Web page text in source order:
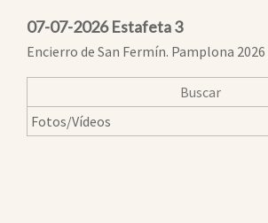
07-07-2026 Estafeta 3
Encierro de San Fermín. Pamplona 2026